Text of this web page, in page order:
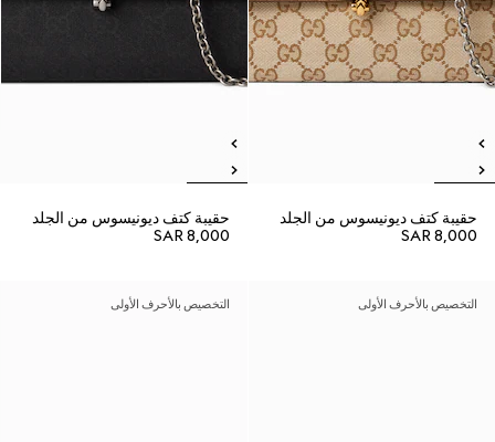
حقيبة كتف ديونيسوس من الجلد
SAR 8,000
حقيبة كتف ديونيسوس من الجلد
SAR 8,000
التخصيص بالأحرف الأولى التخصيص بالأحرف الأولى